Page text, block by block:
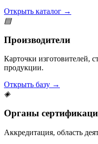
Открыть каталог →
▤
Производители
Карточки изготовителей,
продукции.
Открыть базу →
◈
Органы
Аккредитация, область